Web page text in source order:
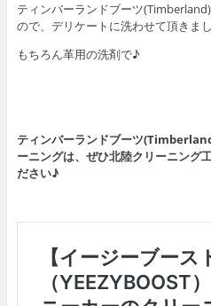
ティンバーランドブーツ
ので、デリケートに洗わせて頂きまし
もちろん革用の洗剤で♪
ティンバーランドブーツ
ーニングは、ぜひ北陸クリーニング
ださい♪